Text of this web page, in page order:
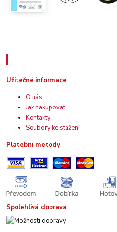
Užitečné informace
O nás
Jak nakupovat
Kontakty
Soubory ke stažení
Platební metody
Spolehlivá doprava